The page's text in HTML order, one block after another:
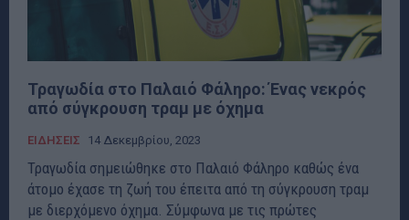
Τραγωδία στο Παλαιό Φάληρο: Ένας νεκρός
από σύγκρουση τραμ με όχημα
ΕΙΔΗΣΕΙΣ 14 Δεκεμβρίου, 2023
Τραγωδία σημειώθηκε στο Παλαιό Φάληρο καθώς ένα
άτομο έχασε τη ζωή του έπειτα από τη σύγκρουση τραμ
με διερχόμενο όχημα. Σύμφωνα με τις πρώτες